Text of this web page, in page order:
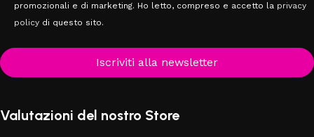
promozionali e di marketing. Ho letto, compreso e accetto la privacy
policy di questo sito.
Iscriviti alla newsletter
Valutazioni del nostro Store